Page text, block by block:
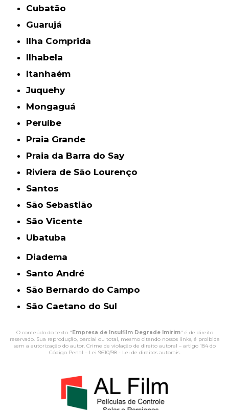
Cubatão
Guarujá
Ilha Comprida
Ilhabela
Itanhaém
Juquehy
Mongaguá
Peruíbe
Praia Grande
Praia da Barra do Say
Riviera de São Lourenço
Santos
São Sebastião
São Vicente
Ubatuba
Diadema
Santo André
São Bernardo do Campo
São Caetano do Sul
O conteúdo do texto " Empresa de Insulfilm Degrade Imirim" é de direito
reservado. Sua reprodução, parcial ou total, mesmo citando nossos links, é proibida
sem a autorização do autor. Crime de violação de direito autoral – artigo 184 do
Código Penal – Lei 9610/98 - Lei de direitos autorais.